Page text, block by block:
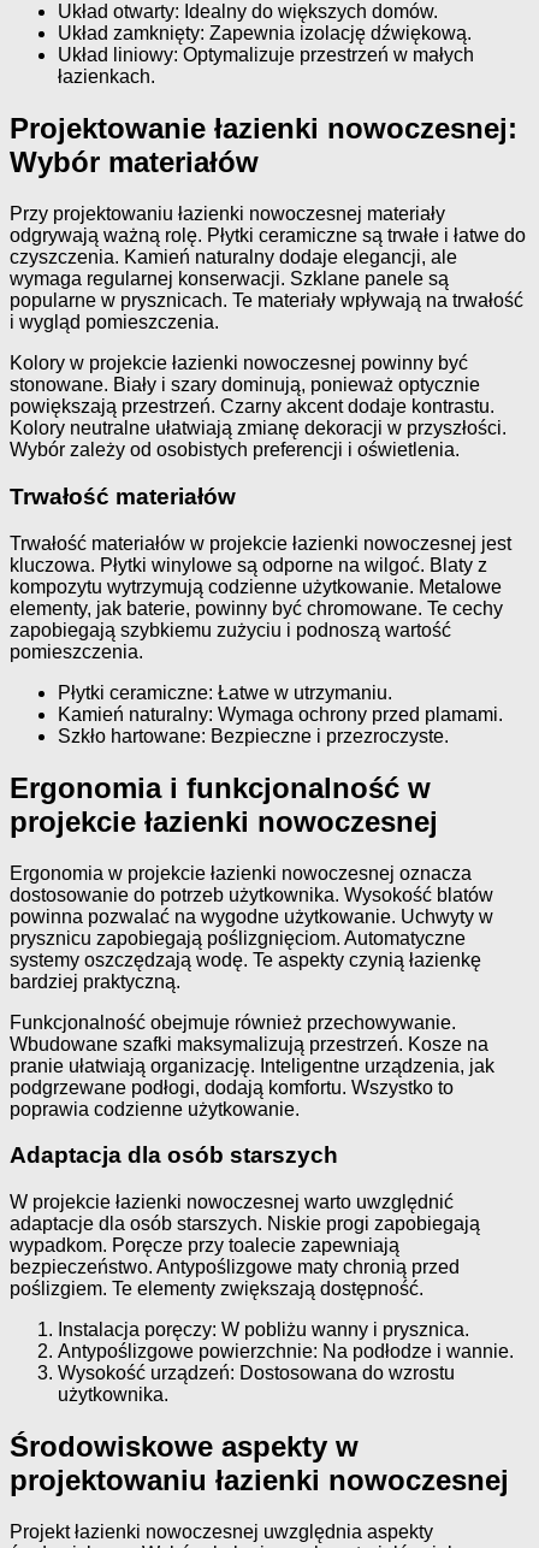
Układ otwarty: Idealny do większych domów.
Układ zamknięty: Zapewnia izolację dźwiękową.
Układ liniowy: Optymalizuje przestrzeń w małych
łazienkach.
Projektowanie łazienki nowoczesnej:
Wybór materiałów
Przy projektowaniu łazienki nowoczesnej materiały
odgrywają ważną rolę. Płytki ceramiczne są trwałe i łatwe do
czyszczenia. Kamień naturalny dodaje elegancji, ale
wymaga regularnej konserwacji. Szklane panele są
popularne w prysznicach. Te materiały wpływają na trwałość
i wygląd pomieszczenia.
Kolory w projekcie łazienki nowoczesnej powinny być
stonowane. Biały i szary dominują, ponieważ optycznie
powiększają przestrzeń. Czarny akcent dodaje kontrastu.
Kolory neutralne ułatwiają zmianę dekoracji w przyszłości.
Wybór zależy od osobistych preferencji i oświetlenia.
Trwałość materiałów
Trwałość materiałów w projekcie łazienki nowoczesnej jest
kluczowa. Płytki winylowe są odporne na wilgoć. Blaty z
kompozytu wytrzymują codzienne użytkowanie. Metalowe
elementy, jak baterie, powinny być chromowane. Te cechy
zapobiegają szybkiemu zużyciu i podnoszą wartość
pomieszczenia.
Płytki ceramiczne: Łatwe w utrzymaniu.
Kamień naturalny: Wymaga ochrony przed plamami.
Szkło hartowane: Bezpieczne i przezroczyste.
Ergonomia i funkcjonalność w
projekcie łazienki nowoczesnej
Ergonomia w projekcie łazienki nowoczesnej oznacza
dostosowanie do potrzeb użytkownika. Wysokość blatów
powinna pozwalać na wygodne użytkowanie. Uchwyty w
prysznicu zapobiegają poślizgnięciom. Automatyczne
systemy oszczędzają wodę. Te aspekty czynią łazienkę
bardziej praktyczną.
Funkcjonalność obejmuje również przechowywanie.
Wbudowane szafki maksymalizują przestrzeń. Kosze na
pranie ułatwiają organizację. Inteligentne urządzenia, jak
podgrzewane podłogi, dodają komfortu. Wszystko to
poprawia codzienne użytkowanie.
Adaptacja dla osób starszych
W projekcie łazienki nowoczesnej warto uwzględnić
adaptacje dla osób starszych. Niskie progi zapobiegają
wypadkom. Poręcze przy toalecie zapewniają
bezpieczeństwo. Antypoślizgowe maty chronią przed
poślizgiem. Te elementy zwiększają dostępność.
Instalacja poręczy: W pobliżu wanny i prysznica.
Antypoślizgowe powierzchnie: Na podłodze i wannie.
Wysokość urządzeń: Dostosowana do wzrostu
użytkownika.
Środowiskowe aspekty w
projektowaniu łazienki nowoczesnej
Projekt łazienki nowoczesnej uwzględnia aspekty